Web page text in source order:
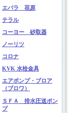
エバラ 荏原
テラル
コーヨー 砂取器
ノーリツ
コロナ
KVK 水栓金具
エアポンプ・ブロア
（ブロワ）
ＳＦＡ 排水圧送ポン
プ